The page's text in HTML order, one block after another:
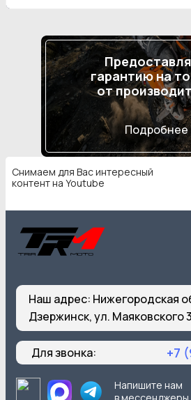
гарантию на
от
Подробнее
Снимаем для Вас интересный
контент на Youtube
Наш адрес: Нижегородская
Дзержинск, ул. Маяковского
Для звонка: +7
Напишите нам